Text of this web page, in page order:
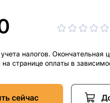
налогов. Окончательная
на странице оплаты в
сейчас